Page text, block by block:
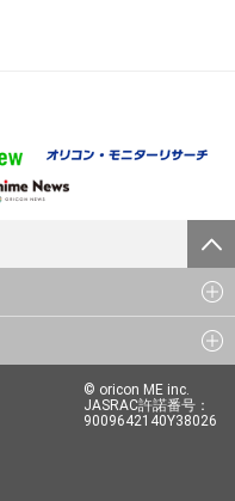
© oricon ME inc.
JASRAC許諾番号：
9009642140Y38026